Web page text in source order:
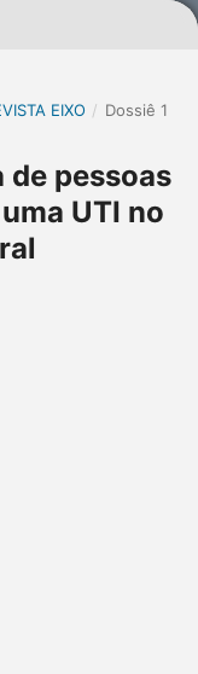
EIXO / Dossiê 1
de pessoas
UTI no